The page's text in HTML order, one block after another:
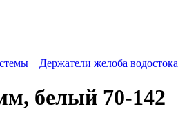
Держатели желоба водостока
белый 70-142